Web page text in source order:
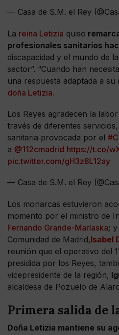
— Casa de S.M. el Rey
La reina Letizia quiso
profesionales sanitarios
discapacidad y el mundo de
sector”. “Cuando han
una respuesta adaptada a su
doña Letizia.
Los Reyes agradecen la
través de diferentes
sanitaria provocada por el
a @112cmadrid https://t.co/
pic.twitter.com/gH3z8L12ay
— Casa de S.M. el Rey
Los monarcas estuvieron
momento por el ministro de
Fernando Grande-Marlaska; y
Comunidad de Madrid,Isabel
reunión que el operativo del
presidida por los Reyes,
vicepresidente de la región,
alcaldesa de Pozuelo de
Primera salida de
Doña Letizia mantiene su